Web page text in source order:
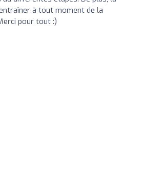
à tout moment de la
pour tout :)